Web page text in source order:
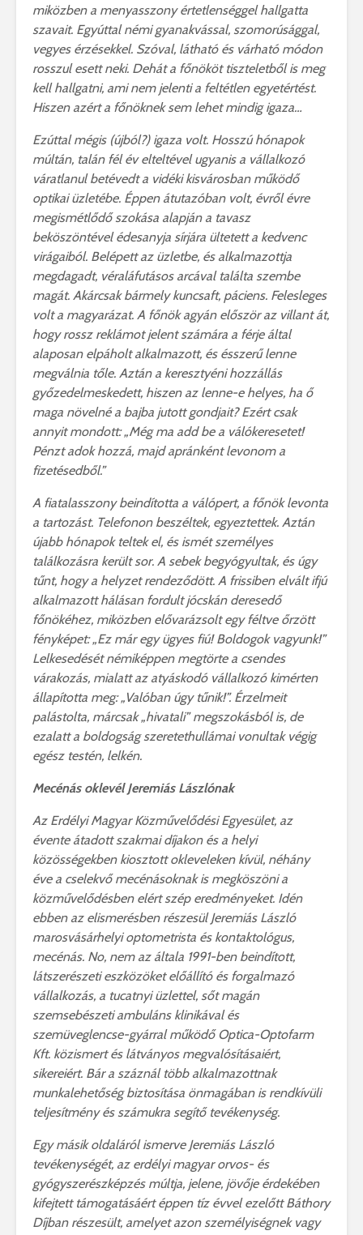
miközben a menyasszony értetlenséggel hallgatta
szavait. Egyúttal némi gyanakvással, szomorúsággal,
vegyes érzésekkel. Szóval, látható és várható módon
rosszul esett neki. Dehát a főnököt tiszteletből is meg
kell hallgatni, ami nem jelenti a feltétlen egyetértést.
Hiszen azért a főnöknek sem lehet mindig igaza…
Ezúttal mégis (újból?) igaza volt. Hosszú hónapok
múltán, talán fél év elteltével ugyanis a vállalkozó
váratlanul betévedt a vidéki kisvárosban működő
optikai üzletébe. Éppen átutazóban volt, évről évre
megismétlődő szokása alapján a tavasz
beköszöntével édesanyja sírjára ültetett a kedvenc
virágaiból. Belépett az üzletbe, és alkalmazottja
megdagadt, véraláfutásos arcával találta szembe
magát. Akárcsak bármely kuncsaft, páciens. Felesleges
volt a magyarázat. A főnök agyán először az villant át,
hogy rossz reklámot jelent számára a férje által
alaposan elpáholt alkalmazott, és ésszerű lenne
megválnia tőle. Aztán a keresztyéni hozzállás
győzedelmeskedett, hiszen az lenne-e helyes, ha ő
maga növelné a bajba jutott gondjait? Ezért csak
annyit mondott: „Még ma add be a válókeresetet!
Pénzt adok hozzá, majd apránként levonom a
fizetésedből.”
A fiatalasszony beindította a válópert, a főnök levonta
a tartozást. Telefonon beszéltek, egyeztettek. Aztán
újabb hónapok teltek el, és ismét személyes
találkozásra került sor. A sebek begyógyultak, és úgy
tűnt, hogy a helyzet rendeződött. A frissiben elvált ifjú
alkalmazott hálásan fordult jócskán deresedő
főnökéhez, miközben elővarázsolt egy féltve őrzött
fényképet: „Ez már egy ügyes fiú! Boldogok vagyunk!”
Lelkesedését némiképpen megtörte a csendes
várakozás, mialatt az atyáskodó vállalkozó kimérten
állapította meg: „Valóban úgy tűnik!”. Érzelmeit
palástolta, márcsak „hivatali” megszokásból is, de
ezalatt a boldogság szeretethullámai vonultak végig
egész testén, lelkén.
Mecénás oklevél Jeremiás Lászlónak
Az Erdélyi Magyar Közművelődési Egyesület, az
évente átadott szakmai díjakon és a helyi
közösségekben kiosztott okleveleken kívül, néhány
éve a cselekvő mecénásoknak is megköszöni a
közművelődésben elért szép eredményeket. Idén
ebben az elismerésben részesül Jeremiás László
marosvásárhelyi optometrista és kontaktológus,
mecénás. No, nem az általa 1991-ben beindított,
látszerészeti eszközöket előállító és forgalmazó
vállalkozás, a tucatnyi üzlettel, sőt magán
szemsebészeti ambuláns klinikával és
szemüveglencse-gyárral működő Optica-Optofarm
Kft. közismert és látványos megvalósításaiért,
sikereiért. Bár a száznál több alkalmazottnak
munkalehetőség biztosítása önmagában is rendkívüli
teljesítmény és számukra segítő tevékenység.
Egy másik oldaláról ismerve Jeremiás László
tevékenységét, az erdélyi magyar orvos- és
gyógyszerészképzés múltja, jelene, jövője érdekében
kifejtett támogatásáért éppen tíz évvel ezelőtt Báthory
Díjban részesült, amelyet azon személyiségnek vagy